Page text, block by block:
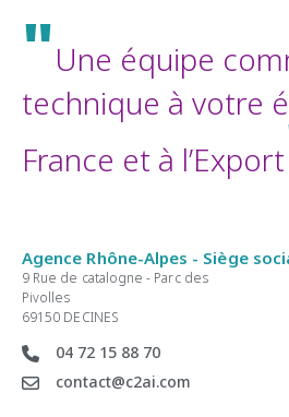
"Une équipe
technique à votre
France et à l’Export
Agence Rhône-Alpes - Siège
9 Rue de catalogne - Parc des
Pivolles
69150 DECINES
04 72 15 88 70
contact@c2ai.com